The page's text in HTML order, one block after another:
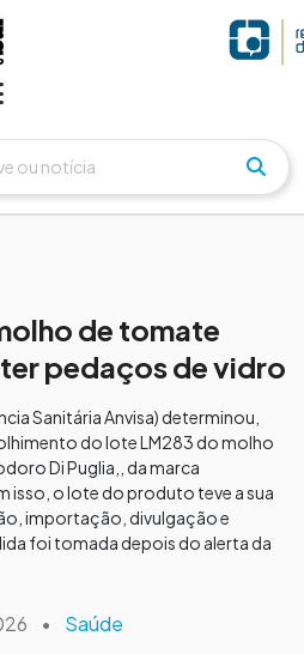
de tomate
pedaços de vidro
Sanitária Anvisa) determinou,
do lote LM283 do molho
Di Puglia,, da marca
isso, o lote do produto teve a sua
importação, divulgação e
foi tomada depois do alerta da
• Saúde